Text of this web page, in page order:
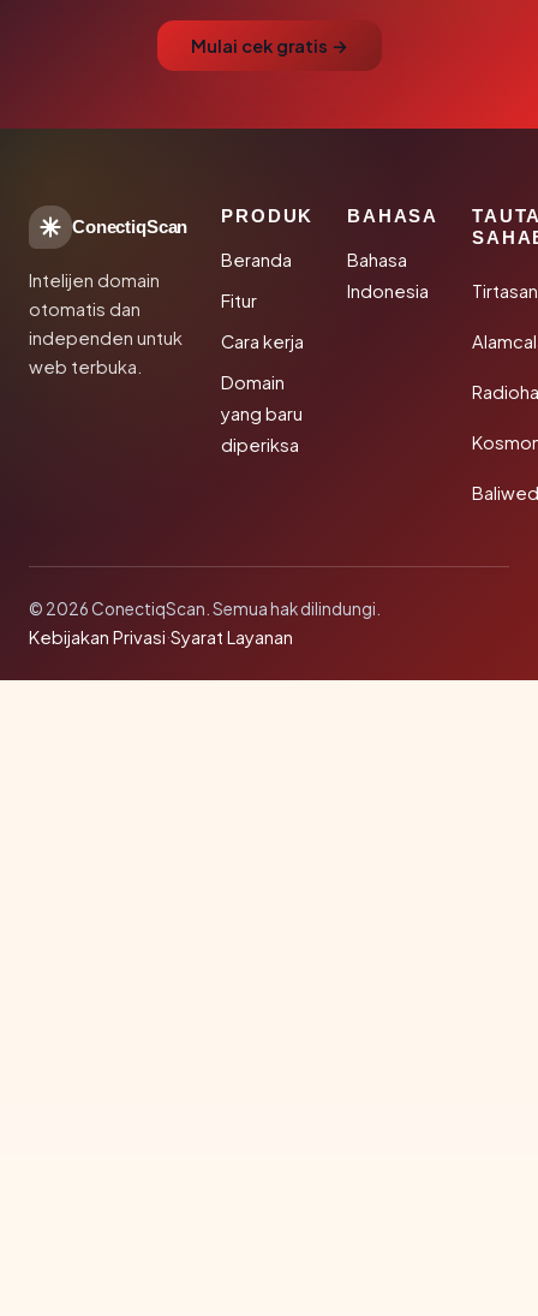
Mulai cek gratis →
ConectiqScan
Intelijen domain
otomatis dan
independen untuk
web terbuka.
PRODUK
Beranda
Fitur
Cara kerja
Domain
yang baru
diperiksa
BAHASA
Bahasa
Indonesia
© 2026 ConectiqScan. Semua hak dilindungi.
Kebijakan Privasi·Syarat Layanan